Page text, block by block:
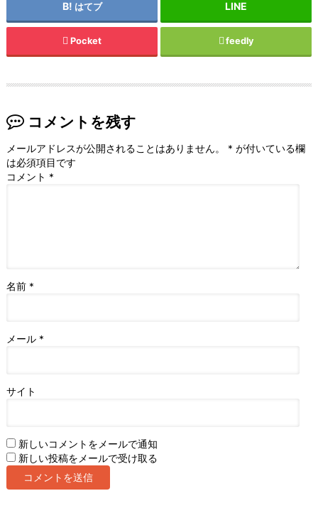
はてブ
Pocket feedly
コメントを残す
メールアドレスが公開されることはありません。 * が付いている欄
は必須項目です
コメント *
名前 *
メール *
サイト
新しいコメントをメールで通知
新しい投稿をメールで受け取る